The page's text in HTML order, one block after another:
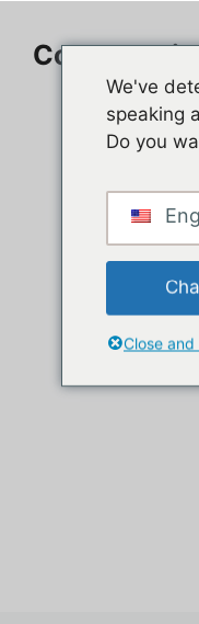
contenuComment
We've
speaking
Do you
Close